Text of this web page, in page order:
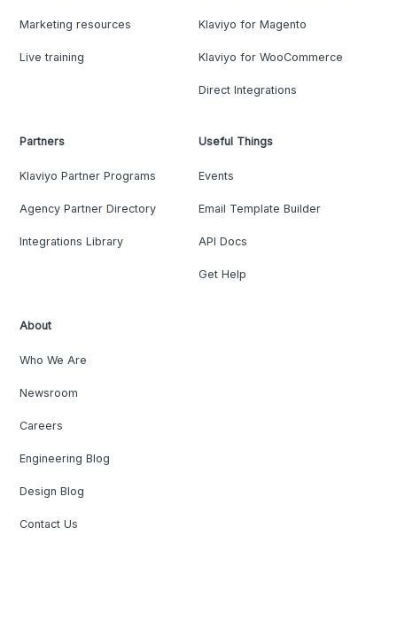
Marketing resources
Live training
Klaviyo for Magento
Klaviyo for WooCommerce
Direct Integrations
Partners
Klaviyo Partner Programs
Agency Partner Directory
Integrations Library
Useful Things
Events
Email Template Builder
API Docs
Get Help
About
Who We Are
Newsroom
Careers
Engineering Blog
Design Blog
Contact Us